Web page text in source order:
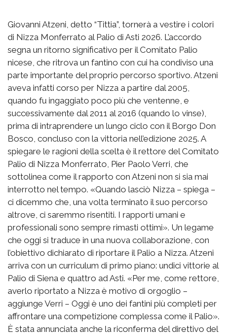
Giovanni Atzeni, detto “Tittia”, tornerà a vestire i colori
di Nizza Monferrato al Palio di Asti 2026. L’accordo
segna un ritorno significativo per il Comitato Palio
nicese, che ritrova un fantino con cui ha condiviso una
parte importante del proprio percorso sportivo. Atzeni
aveva infatti corso per Nizza a partire dal 2005,
quando fu ingaggiato poco più che ventenne, e
successivamente dal 2011 al 2016 (quando lo vinse),
prima di intraprendere un lungo ciclo con il Borgo Don
Bosco, concluso con la vittoria nell’edizione 2025. A
spiegare le ragioni della scelta è il rettore del Comitato
Palio di Nizza Monferrato, Pier Paolo Verri, che
sottolinea come il rapporto con Atzeni non si sia mai
interrotto nel tempo. «Quando lasciò Nizza – spiega –
ci dicemmo che, una volta terminato il suo percorso
altrove, ci saremmo risentiti. I rapporti umani e
professionali sono sempre rimasti ottimi». Un legame
che oggi si traduce in una nuova collaborazione, con
l’obiettivo dichiarato di riportare il Palio a Nizza. Atzeni
arriva con un curriculum di primo piano: undici vittorie al
Palio di Siena e quattro ad Asti. «Per me, come rettore,
averlo riportato a Nizza è motivo di orgoglio –
aggiunge Verri – Oggi è uno dei fantini più completi per
affrontare una competizione complessa come il Palio».
È stata annunciata anche la riconferma del direttivo del